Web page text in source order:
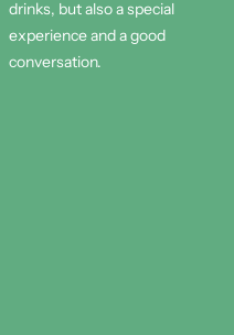
drinks, but also a special
experience and a good
conversation.